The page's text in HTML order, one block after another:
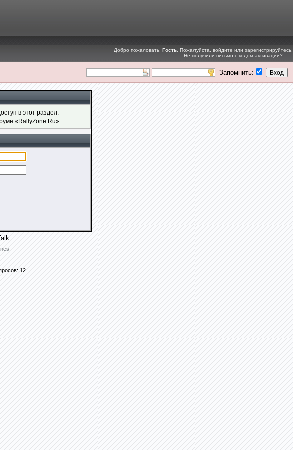
Добро пожаловать, Гость . Пожалуйста, войдите или зарегистрируйтесь
Не получили письмо с кодом активации?
Запомнить:
в этот раздел.
«RallyZone.Ru».
12.